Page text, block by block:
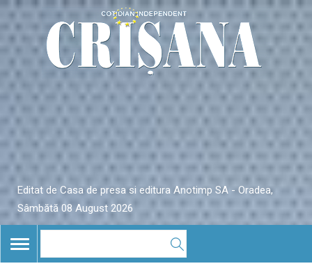
Editat de Casa de presa si editura Anotimp SA - Oradea,
Sâmbătă 08 August 2026
TOGGLE